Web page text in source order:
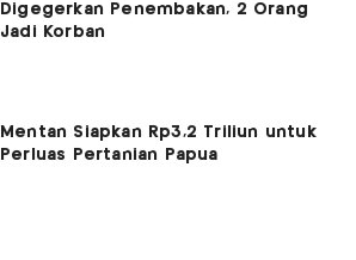
Digegerkan Penembakan, 2 Orang
Jadi Korban
Mentan Siapkan Rp3,2 Triliun untuk
Perluas Pertanian Papua